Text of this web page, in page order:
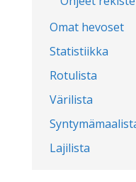
Omat hevoset
Statistiikka
Rotulista
Värilista
Lajilista